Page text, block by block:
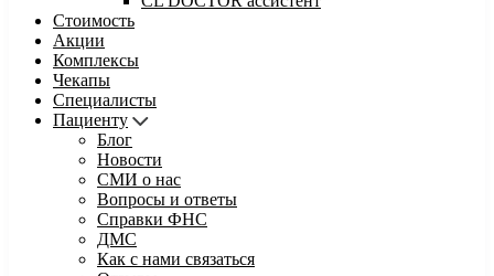
Стоимость
Акции
Комплексы
Чекапы
Специалисты
Пациенту
Блог
Новости
СМИ о нас
Вопросы и ответы
Справки ФНС
ДМС
Как с нами связаться